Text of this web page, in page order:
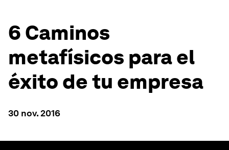
6 Caminos
metafísicos para el
éxito de tu empresa
30 nov. 2016